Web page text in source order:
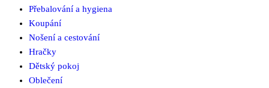
Přebalování a hygiena
Koupání
Nošení a cestování
Hračky
Dětský pokoj
Oblečení